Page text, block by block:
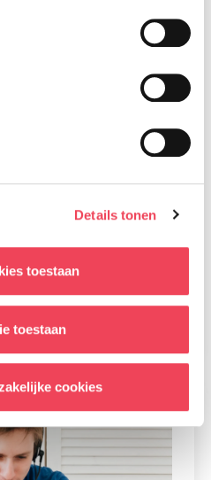
Details tonen
toestaan
toestaan
cookies
91 is onderweg